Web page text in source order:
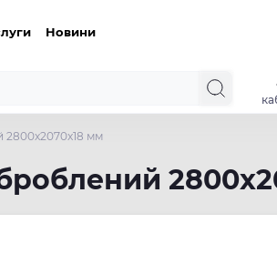
Новини
мм